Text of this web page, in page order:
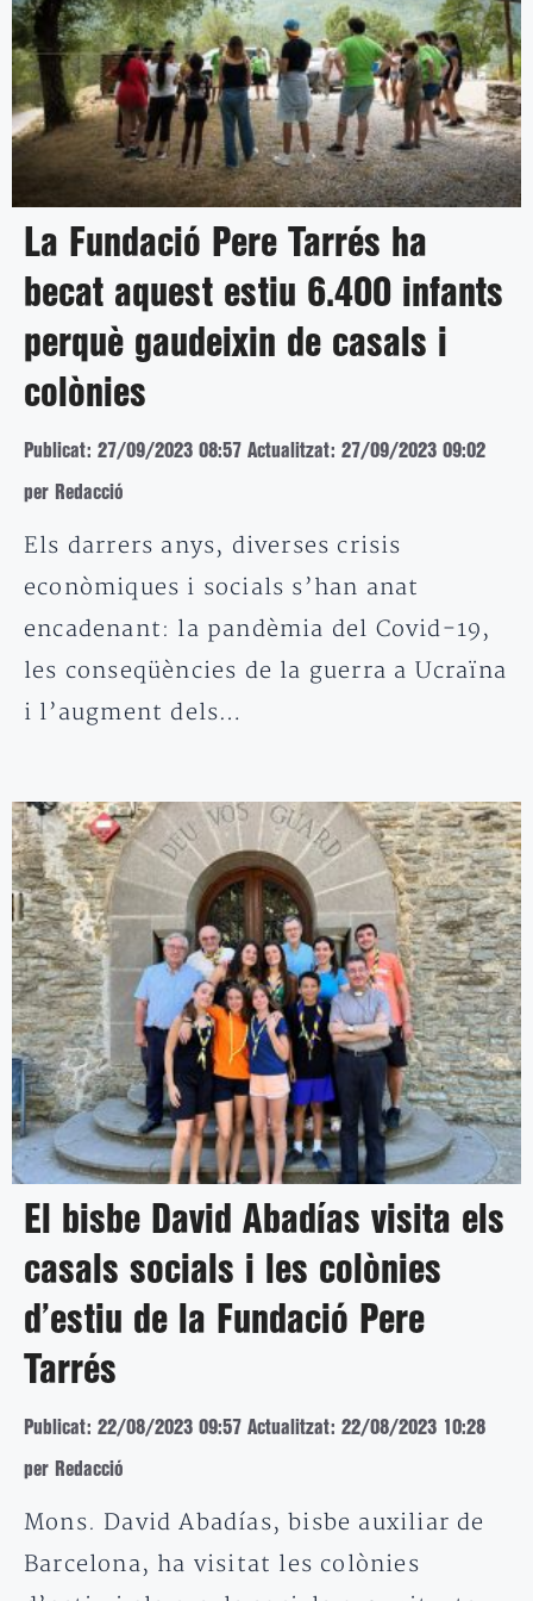
La Fundació Pere Tarrés ha
becat aquest estiu 6.400 infants
perquè gaudeixin de casals i
colònies
Publicat: 27/09/2023 08:57 Actualitzat: 27/09/2023 09:02
per Redacció
Els darrers anys, diverses crisis
econòmiques i socials s’han anat
encadenant: la pandèmia del Covid-19,
les conseqüències de la guerra a Ucraïna
i l’augment dels…
El bisbe David Abadías visita els
casals socials i les colònies
d’estiu de la Fundació Pere
Tarrés
Publicat: 22/08/2023 09:57 Actualitzat: 22/08/2023 10:28
per Redacció
Mons. David Abadías, bisbe auxiliar de
Barcelona, ha visitat les colònies